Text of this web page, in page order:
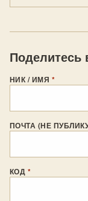
Поделитесь
НИК / ИМЯ *
ПОЧТА (НЕ
КОД *